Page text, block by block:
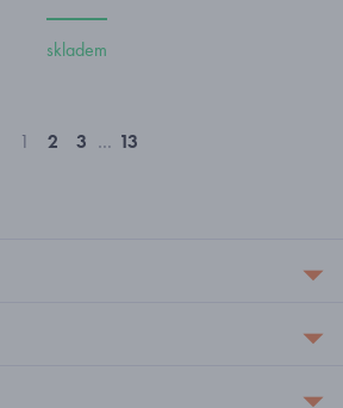
skladem
1 2 3 … 13